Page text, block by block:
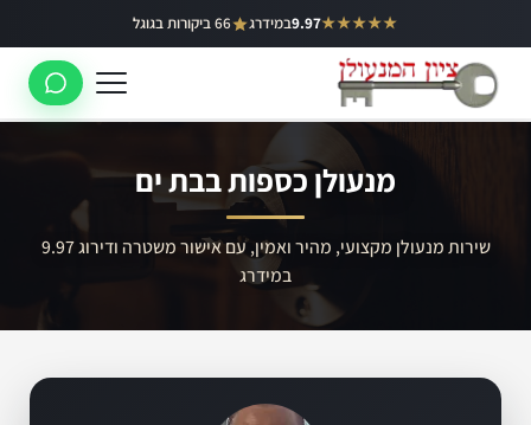
לתוכן
★★★★★
9.97במידרג 66 ביקורות בגוגל באר יעקב
ראשון לציון
רמלה
מנעולן כספות בבת ים
שירות מנעולן מקצועי, מהיר ואמין, עם אישור משטרה ודירוג 9.97
במידרג